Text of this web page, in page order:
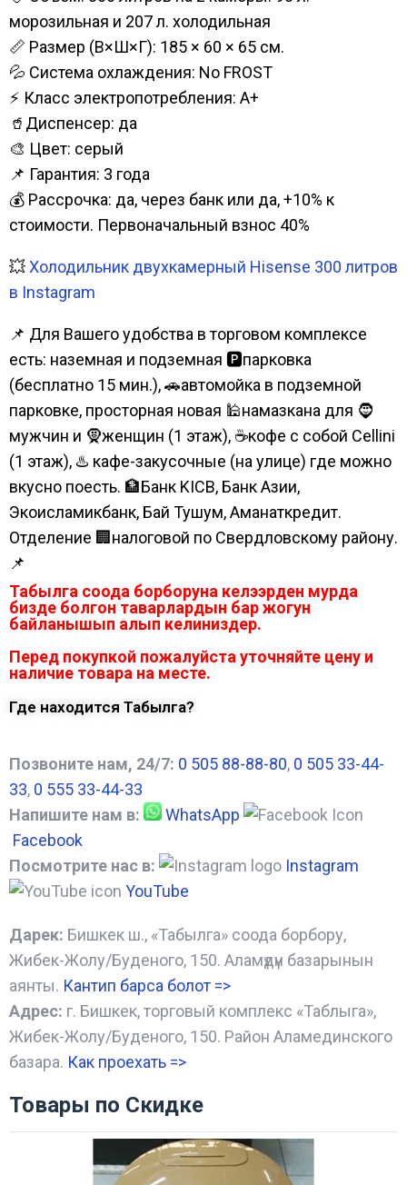
морозильная и 207 л. холодильная
📏 Размер (В×Ш×Г): 185 × 60 × 65 см.
💦 Система охлаждения: No FROST
⚡ Класс электропотребления: А+
🥤Диспенсер: да
🎨 Цвет: серый
📌 Гарантия: 3 года
💰 Рассрочка: да, через банк или да, +10% к
стоимости. Первоначальный взнос 40%
💥Холодильник двухкамерный Hisense 300 литров
в Instagram
📌 Для Вашего удобства в торговом комплексе
есть: наземная и подземная 🅿парковка
(бесплатно 15 мин.), 🚗автомойка в подземной
парковке, просторная новая 🕌намазкана для 🧔
мужчин и 🧕женщин (1 этаж), ☕кофе с собой Cellini
(1 этаж), ♨️ кафе-закусочные (на улице) где можно
вкусно поесть. 🏦Банк KICB, Банк Азии,
Экоисламикбанк, Бай Тушум, Аманаткредит.
Отделение 🏢налоговой по Свердловскому району.
📌
Табылга соода борборуна келээрден мурда
бизде болгон таварлардын бар жогун
байланышып алып келиниздер.
Перед покупкой пожалуйста уточняйте цену и
наличие товара на месте.
Где находится Табылга?
Позвоните нам, 24/7: 0 505 88-88-80, 0 505 33-44-
33, 0 555 33-44-33
Напишите нам в:
WhatsApp
Facebook
Посмотрите нас в:
Instagram
YouTube
Дарек: Бишкек ш., «Табылга» соода борбору,
Жибек-Жолу/Буденого, 150. Аламүдүн базарынын
аянты. Кантип барса болот =>
Адрес: г. Бишкек, торговый комплекс «Таблыга»,
Жибек-Жолу/Буденого, 150. Район Аламединского
базара. Как проехать =>
Товары по Скидке